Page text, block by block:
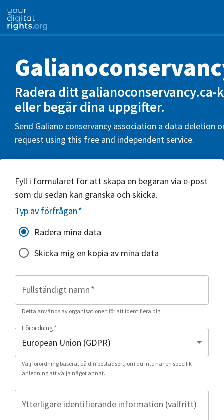
Radera ditt galianoconservancy.ca-
eller begär dina uppgifter.
Send Galiano conservancy association a data deletion
request using this free and independent service.
Fyll i formuläret för att skapa en begäran via e-post
som du sedan kan granska och skicka.
Typ av förfrågan*
Radera mina data
Skicka mig en kopia av mina data
Fullständigt namn*
Detta används av organisationen för att identifiera dig.
Förordning*
Välj förordning baserat på din bostadsort, om du inte har en specifik
anledning att välja något annat.
Ytterligare identifierande information (valfritt)